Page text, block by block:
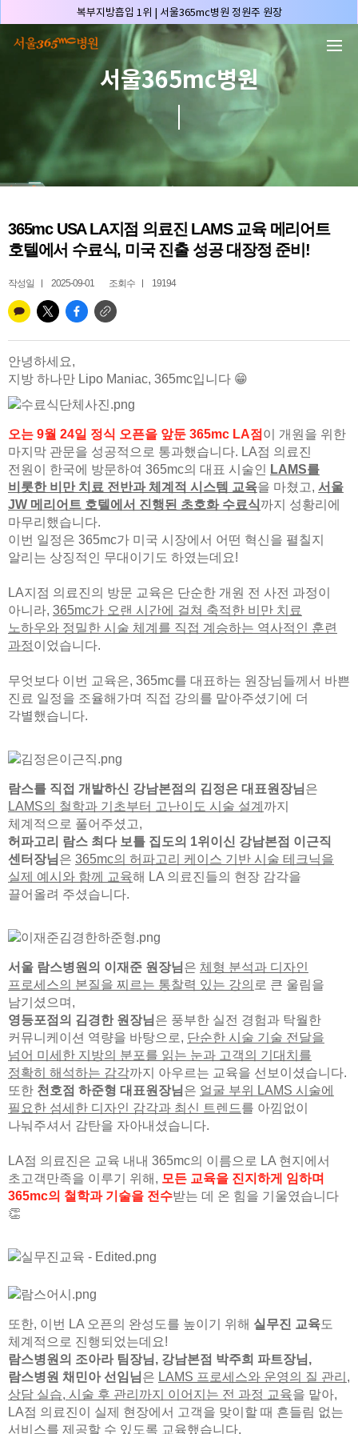
허파고리 1위 | 서울365mc병원 이성훈 부병원장(4개월 연속)
얼굴지방흡입 1위 | 서울365mc병원 서성익 원장(3년 연속)
배파가리 1위 | 서울365mc병원 서성익 원장
🏆대한민국 최대 15층 규모 지방흡입 특화 병원🏆
🏆대한민국 첫번째 '병원급' 지방흡입 병원🏆
🏆지방흡입 고객 만족도 99.9% 최고치 달성🏆
🏆대한민국 최다 지방흡입 케이스 370,884건🏆
🏆서울365mc병원 부위별 최다 지방흡입 집도의 4관왕!! (2026년 7월 기준)
허파고리 1위 | 서울365mc병원 이성훈 부병원장(4개월 연속)
얼굴지방흡입 1위 | 서울365mc병원 서성익 원장(3년 연속)
배파가리 1위 | 서울365mc병원 서성익 원장
🏆대한민국 최대 15층 규모 지방흡입 특화 병원🏆
🏆대한민국 최다 지방흡입 케이스 370,884건🏆
서울365mc병원
365mc USA LA지점 의료진 LAMS 교육 메리어트
호텔에서 수료식, 미국 진출 성공 대장정 준비!
작성일 2025-09-01 조회수 19194
안녕하세요,
지방 하나만 Lipo Maniac, 365mc입니다 😁
오는 9월 24일 정식 오픈을 앞둔 365mc LA점 이 개원을 위한
마지막 관문을 성공적으로 통과했습니다. LA점 의료진
전원이 한국에 방문하여 365mc의 대표 시술인
LAMS를
비롯한 비만 치료 전반과 체계적 시스템 교육을 마쳤고, 서울
JW 메리어트 호텔에서 진행된 초호화 수료식까지 성황리에
마무리했습니다.
이번 일정은 365mc가 미국 시장에서 어떤 혁신을 펼칠지
알리는 상징적인 무대이기도 하였는데요!
LA지점 의료진의 방문 교육은 단순한 개원 전 사전 과정이
아니라, 365mc가 오랜 시간에 걸쳐 축적한 비만 치료
노하우와 정밀한 시술 체계를 직접 계승하는 역사적인 훈련
과정이었습니다.
무엇보다 이번 교육은, 365mc를 대표하는 원장님들께서 바쁜
진료 일정을 조율해가며 직접 강의를 맡아주셨기에 더
각별했습니다.
람스를 직접 개발하신 강남본점의 김정은 대표원장님 은
LAMS의 철학과 기초부터 고난이도 시술 설계 까지
체계적으로 풀어주셨고,
허파고리 람스 최다 보틀 집도의 1위이신 강남본점 이근직
센터장님 은 365mc의 허파고리 케이스 기반 시술 테크닉을
실제 예시와 함께 교육해 LA 의료진들의 현장 감각을
끌어올려 주셨습니다.
서울 람스병원의 이재준 원장님 은 체형 분석과 디자인
프로세스의 본질을 찌르는 통찰력 있는 강의 로 큰 울림을
남기셨으며,
영등포점의 김경한 원장님 은 풍부한 실전 경험과 탁월한
커뮤니케이션 역량을 바탕으로, 단순한 시술 기술 전달을
넘어 미세한 지방의 분포를 읽는 눈과 고객의 기대치를
정확히 해석하는 감각까지 아우르는 교육을 선보이셨습니다.
또한 천호점 하준형 대표원장님 은 얼굴 부위 LAMS 시술에
필요한 섬세한 디자인 감각과 최신 트렌드를 아낌없이
나눠주셔서 감탄을 자아내셨습니다.
LA점 의료진은 교육 내내 365mc의 이름으로 LA 현지에서
초고객만족을 이루기 위해, 모든 교육을 진지하게 임하며
365mc의 철학과 기술을 전수받는 데 온 힘을 기울였습니다
👏
또한, 이번 LA 오픈의 완성도를 높이기 위해 실무진 교육도
체계적으로 진행되었는데요!
람스병원의 조아라 팀장님, 강남본점 박주희 파트장님,
람스병원 채민아 선임님 은 LAMS 프로세스와 운영의 질 관리,
상담 실습, 시술 후 관리까지 이어지는 전 과정 교육을 맡아,
LA점 의료진이 실제 현장에서 고객을 맞이할 때 흔들림 없는
서비스를 제공할 수 있도록 교육했습니다.